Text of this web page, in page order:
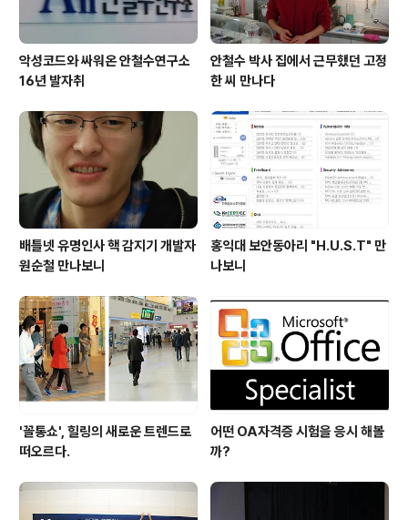
악성코드와 싸워온 안철수연구소
16년 발자취
안철수 박사 집에서 근무했던 고정
한 씨 만나다
배틀넷 유명인사 핵 감지기 개발자
원순철 만나보니
홍익대 보안동아리 "H.U.S.T" 만
나보니
'꼴통쇼', 힐링의 새로운 트렌드로
떠오르다.
어떤 OA자격증 시험을 응시 해볼
까?